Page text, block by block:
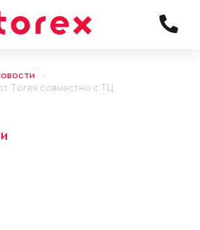
Torex совместно с ТЦ